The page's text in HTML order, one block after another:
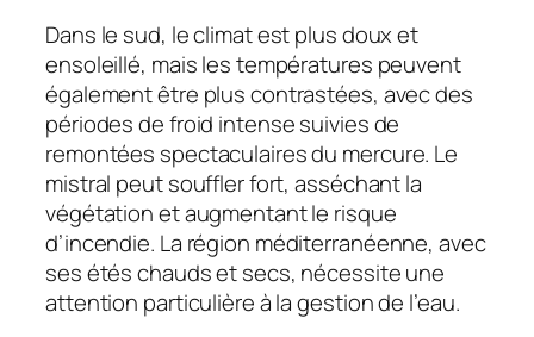
Dans le sud, le climat est plus doux et
ensoleillé, mais les températures peuvent
également être plus contrastées, avec des
périodes de froid intense suivies de
remontées spectaculaires du mercure. Le
mistral peut souffler fort, asséchant la
végétation et augmentant le risque
d’incendie. La région méditerranéenne, avec
ses étés chauds et secs, nécessite une
attention particulière à la gestion de l’eau.